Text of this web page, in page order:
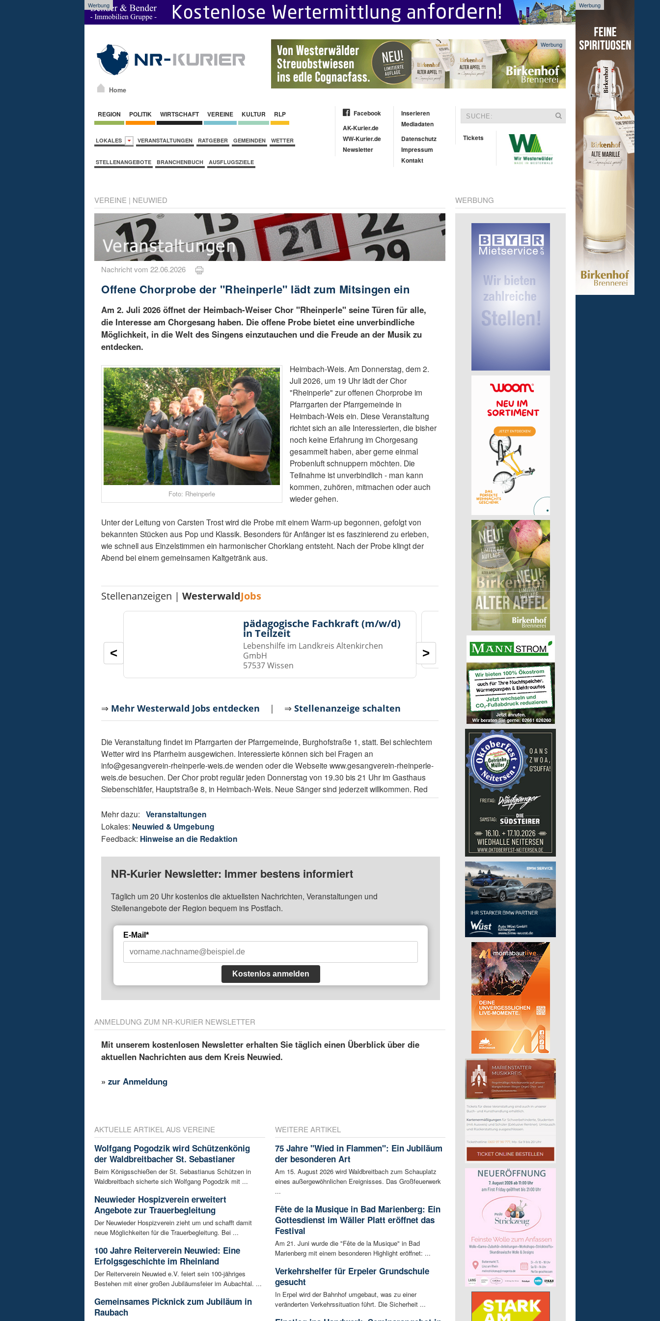
Werbung Werbung
Home
Werbung
REGION POLITIK WIRTSCHAFT VEREINE KULTUR RLP
LOKALES VERANSTALTUNGEN RATGEBER GEMEINDEN WETTER
STELLENANGEBOTE BRANCHENBUCH AUSFLUGSZIELE
Facebook
AK-Kurier.de
WW-Kurier.de
Newsletter
Inserieren
Mediadaten
Datenschutz
Impressum
Kontakt
Tickets
VEREINE | NEUWIED
Nachricht vom 22.06.2026
Offene Chorprobe der "Rheinperle" lädt zum Mitsingen ein
Am 2. Juli 2026 öffnet der Heimbach-Weiser Chor "Rheinperle" seine Türen für alle,
die Interesse am Chorgesang haben. Die offene Probe bietet eine unverbindliche
Möglichkeit, in die Welt des Singens einzutauchen und die Freude an der Musik zu
entdecken.
Foto: Rheinperle
Heimbach-Weis. Am Donnerstag, dem 2.
Juli 2026, um 19 Uhr lädt der Chor
"Rheinperle" zur offenen Chorprobe im
Pfarrgarten der Pfarrgemeinde in
Heimbach-Weis ein. Diese Veranstaltung
richtet sich an alle Interessierten, die bisher
noch keine Erfahrung im Chorgesang
gesammelt haben, aber gerne einmal
Probenluft schnuppern möchten. Die
Teilnahme ist unverbindlich - man kann
kommen, zuhören, mitmachen oder auch
wieder gehen.
Unter der Leitung von Carsten Trost wird die Probe mit einem Warm-up begonnen, gefolgt von
bekannten Stücken aus Pop und Klassik. Besonders für Anfänger ist es faszinierend zu erleben,
wie schnell aus Einzelstimmen ein harmonischer Chorklang entsteht. Nach der Probe klingt der
Abend bei einem gemeinsamen Kaltgetränk aus.
Stellenanzeigen |WesterwaldJobs
pädagogische Fachkraft (m/w/d)
in Teilzeit
Lebenshilfe im Landkreis Altenkirchen
GmbH
57537 Wissen
Bildungsbegleitung (m/
Lebenshilfe im Landkreis
GmbH
57610 Altenkirchen
< >
⇒ Mehr Westerwald Jobs entdecken | ⇒Stellenanzeige schalten
Die Veranstaltung findet im Pfarrgarten der Pfarrgemeinde, Burghofstraße 1, statt. Bei schlechtem
Wetter wird ins Pfarrheim ausgewichen. Interessierte können sich bei Fragen an
info@gesangverein-rheinperle-weis.de wenden oder die Webseite www.gesangverein-rheinperle-
weis.de besuchen. Der Chor probt regulär jeden Donnerstag von 19.30 bis 21 Uhr im Gasthaus
Siebenschläfer, Hauptstraße 8, in Heimbach-Weis. Neue Sänger sind jederzeit willkommen. Red
Mehr dazu:Veranstaltungen
Lokales: Neuwied & Umgebung
Feedback: Hinweise an die Redaktion
NR-Kurier Newsletter: Immer bestens informiert
Täglich um 20 Uhr kostenlos die aktuellsten Nachrichten, Veranstaltungen und
Stellenangebote der Region bequem ins Postfach.
E-Mail*
Kostenlos anmelden
ANMELDUNG ZUM NR-KURIER NEWSLETTER
Mit unserem kostenlosen Newsletter erhalten Sie täglich einen Überblick über die
aktuellen Nachrichten aus dem Kreis Neuwied.
»zur Anmeldung
AKTUELLE ARTIKEL AUS VEREINE
Wolfgang Pogodzik wird Schützenkönig
der Waldbreitbacher St. Sebastianer
Beim Königsschießen der St. Sebastianus Schützen in
Waldbreitbach sicherte sich Wolfgang Pogodzik mit ...
Neuwieder Hospizverein erweitert
Angebote zur Trauerbegleitung
Der Neuwieder Hospizverein zieht um und schafft damit
neue Möglichkeiten für die Trauerbegleitung. Bei ...
100 Jahre Reiterverein Neuwied: Eine
Erfolgsgeschichte im Rheinland
Der Reiterverein Neuwied e.V. feiert sein 100-jähriges
Bestehen mit einer großen Jubiläumsfeier im Aubachtal. ...
Gemeinsames Picknick zum Jubiläum in
Raubach
WEITERE ARTIKEL
75 Jahre "Wied in Flammen": Ein Jubiläum
der besonderen Art
Am 15. August 2026 wird Waldbreitbach zum Schauplatz
eines außergewöhnlichen Ereignisses. Das Großfeuerwerk
...
Fête de la Musique in Bad Marienberg: Ein
Gottesdienst im Wäller Platt eröffnet das
Festival
Am 21. Juni wurde die "Fête de la Musique" in Bad
Marienberg mit einem besonderen Highlight eröffnet: ...
Verkehrshelfer für Erpeler Grundschule
gesucht
In Erpel wird der Bahnhof umgebaut, was zu einer
veränderten Verkehrssituation führt. Die Sicherheit ...
WERBUNG